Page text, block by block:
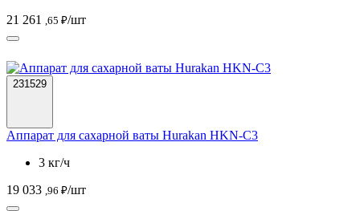
21 261
,65 ₽/шт
231529
Аппарат для сахарной ваты Hurakan HKN-C3
3 кг/ч
19 033 ,96 ₽/шт